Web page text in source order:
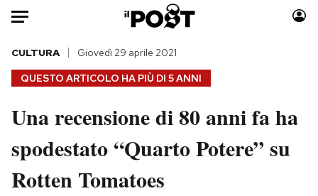
Auto
HOME
Italia
Politica
Tecnologia
Moda
Consumismi
QUESTO ARTICOLO HA PIÙ DI 5 ANNI
CULTURA Giovedì 29 aprile 2021
Una recensione di 80 anni fa ha
spodestato “Quarto Potere” su
Rotten Tomatoes